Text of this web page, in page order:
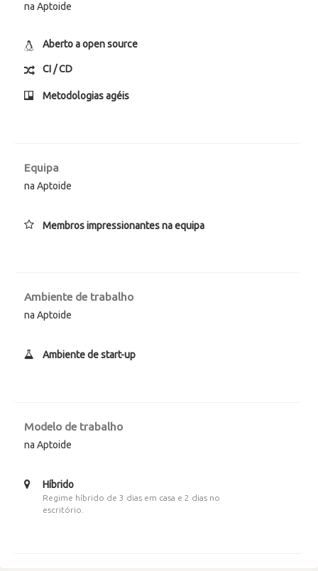
na Aptoide
Aberto a open source
CI / CD
Metodologias agéis
Equipa
na Aptoide
Membros impressionantes na equipa
Ambiente de trabalho
na Aptoide
Ambiente de start-up
Modelo de trabalho
na Aptoide
Híbrido
Regime híbrido de 3 dias em casa e 2 dias no
escritório.